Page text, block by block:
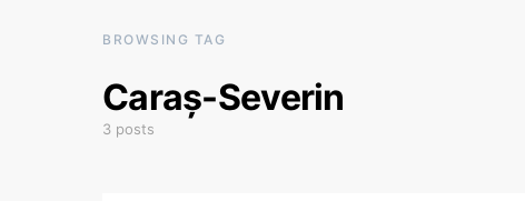
BROWSING TAG
Caraș-Severin
3 posts